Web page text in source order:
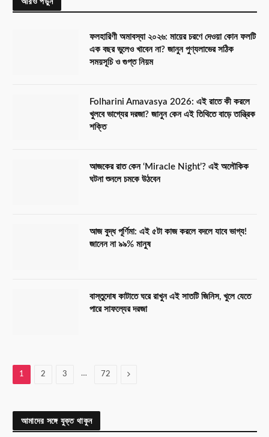
ফলহারিণী অমাবস্যা ২০২৬: মায়ের চরণে দেওয়া কোন ফলটি
এক বছর ভুলেও খাবেন না? জানুন পুণ্যলাভের সঠিক
সময়সূচি ও গুপ্ত নিয়ম
Folharini Amavasya 2026: এই রাতে কী করলে
খুলবে ভাগ্যের দরজা? জানুন কেন এই তিথিতে বাড়ে তান্ত্রিক
শক্তি
আজকের রাত কেন ‘Miracle Night’? এই অলৌকিক
ঘটনা শুনলে চমকে উঠবেন
আজ বুদ্ধ পূর্ণিমা: এই ৫টা কাজ করলে বদলে যাবে ভাগ্য!
জানেন না ৯৯% মানুষ
বাস্তুদোষ কাটাতে ঘরে রাখুন এই সাতটি জিনিস, খুলে যেতে
পারে সাফল্যের দরজা
1 2 3 … 72 Next
আমাদের সঙ্গে যুক্ত থাকুন